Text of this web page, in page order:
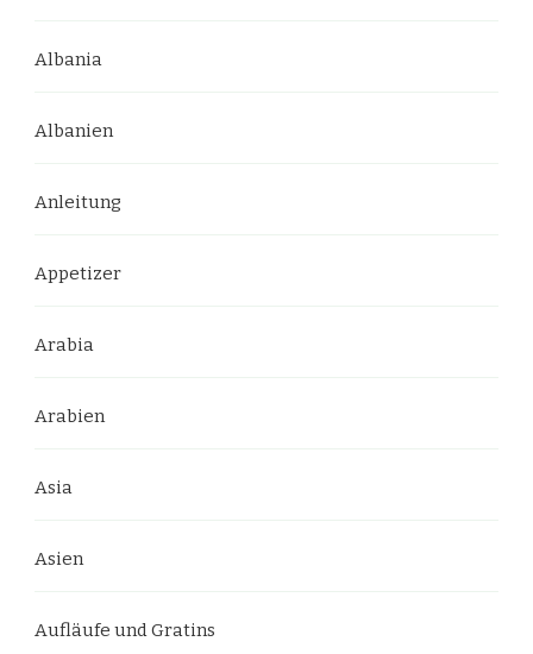
Albania
Albanien
Anleitung
Appetizer
Arabia
Arabien
Asia
Asien
Aufläufe und Gratins